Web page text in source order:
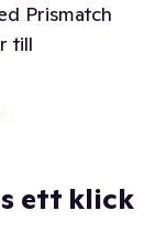
Prismatch
till
ett klick